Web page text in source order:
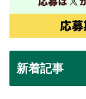
新着記事